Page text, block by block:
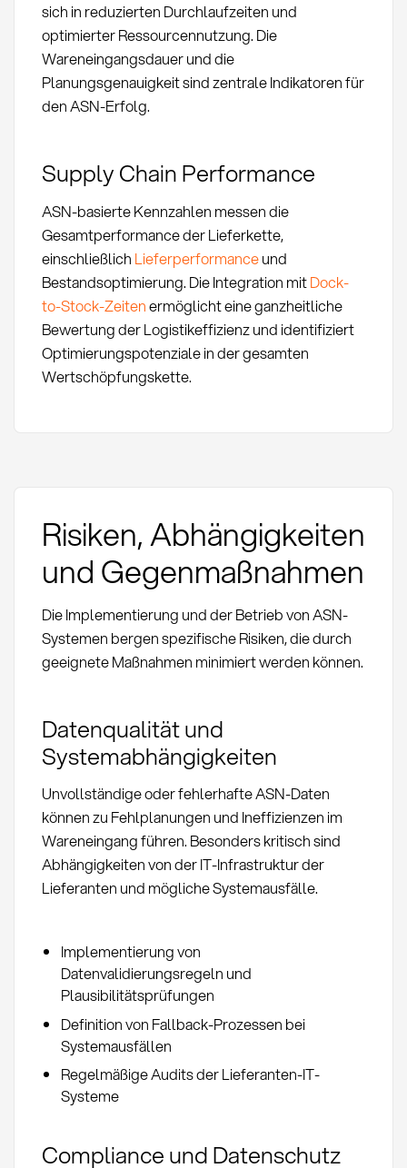
sich in reduzierten Durchlaufzeiten und
optimierter Ressourcennutzung. Die
Wareneingangsdauer und die
Planungsgenauigkeit sind zentrale Indikatoren für
den ASN-Erfolg.
Supply Chain Performance
ASN-basierte Kennzahlen messen die
Gesamtperformance der Lieferkette,
einschließlich Lieferperformanceund
Bestandsoptimierung. Die Integration mitDock-
to-Stock-Zeitenermöglicht eine ganzheitliche
Bewertung der Logistikeffizienz und identifiziert
Optimierungspotenziale in der gesamten
Wertschöpfungskette.
Risiken, Abhängigkeiten
und Gegenmaßnahmen
Die Implementierung und der Betrieb von ASN-
Systemen bergen spezifische Risiken, die durch
geeignete Maßnahmen minimiert werden können.
Datenqualität und
Systemabhängigkeiten
Unvollständige oder fehlerhafte ASN-Daten
können zu Fehlplanungen und Ineffizienzen im
Wareneingang führen. Besonders kritisch sind
Abhängigkeiten von der IT-Infrastruktur der
Lieferanten und mögliche Systemausfälle.
Implementierung von
Datenvalidierungsregeln und
Plausibilitätsprüfungen
Definition von Fallback-Prozessen bei
Systemausfällen
Regelmäßige Audits der Lieferanten-IT-
Systeme
Compliance und Datenschutz